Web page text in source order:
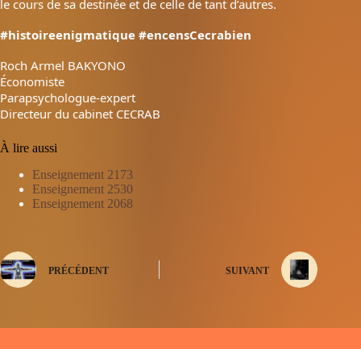
le cours de sa destinée et de celle de tant d’autres.
#histoireenigmatique #encensCecrabien
Roch Armel BAKYONO
Économiste
Parapsychologue-expert
Directeur du cabinet CECRAB
À lire aussi
Enseignement 2173
Enseignement 2530
Enseignement 2068
PRÉCÉDENT SUIVANT